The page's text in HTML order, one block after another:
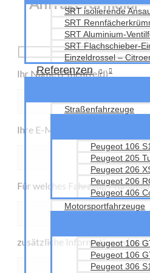
SRT isolierende
SRT
SRT Aluminium-
SRT Flachschieber-
Einzeldrossel –
Referenzen
Straßenfahrzeuge
Peugeot 106
Peugeot 205
Peugeot 206
Peugeot 206
Peugeot 406
Motorsportfahrzeuge
Peugeot 106
Peugeot 106
Peugeot 306
Ihr Name (Pflichtfeld)
Ihre E-Mail-Adresse (Pflichtfeld)
Für welches Fahrzeug / für
zusätzliche Informationen